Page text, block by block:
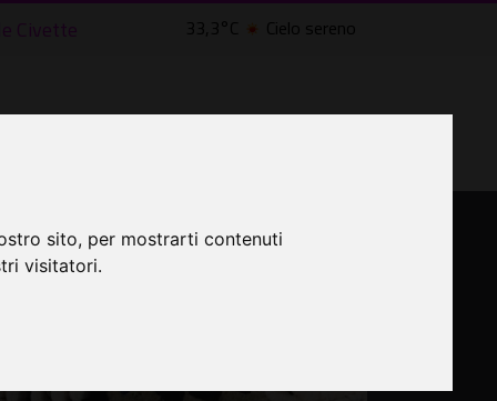
sito, per mostrarti contenuti
visitatori.
Civette 33,3°C Cielo sereno